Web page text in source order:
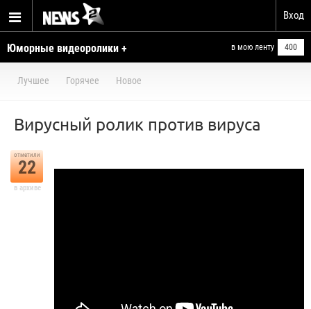
Вход
Юморные видеоролики +
умелые ручки
в мою ленту 400
Лучшее Горячее Новое
Вирусный ролик против вируса
отметили
22
в архиве